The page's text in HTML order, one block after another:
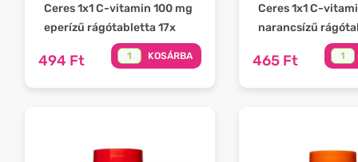
Ceres 1x1 C-vitamin 100 mg
eperízű rágótabletta 17x
494 Ft KOSÁRBA
Ceres 1x1 C-
narancsízű
465 Ft